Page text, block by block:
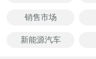
销售市场
新能源汽车